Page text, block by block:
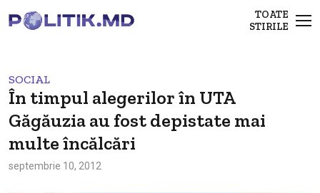
TOATE
STIRILE
SOCIAL
În timpul alegerilor în UTA
Găgăuzia au fost depistate mai
multe încălcări
septembrie 10, 2012